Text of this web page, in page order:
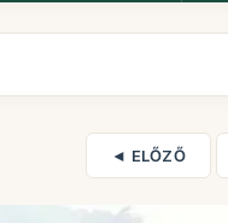
◄ ELŐZŐ